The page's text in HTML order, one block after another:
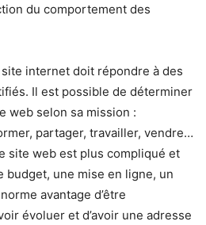
du comportement des
internet doit répondre à des
Il est possible de déterminer
web selon sa mission :
partager, travailler, vendre…
site web est plus compliqué et
budget, une mise en ligne, un
avantage d’être
évoluer et d’avoir une adresse